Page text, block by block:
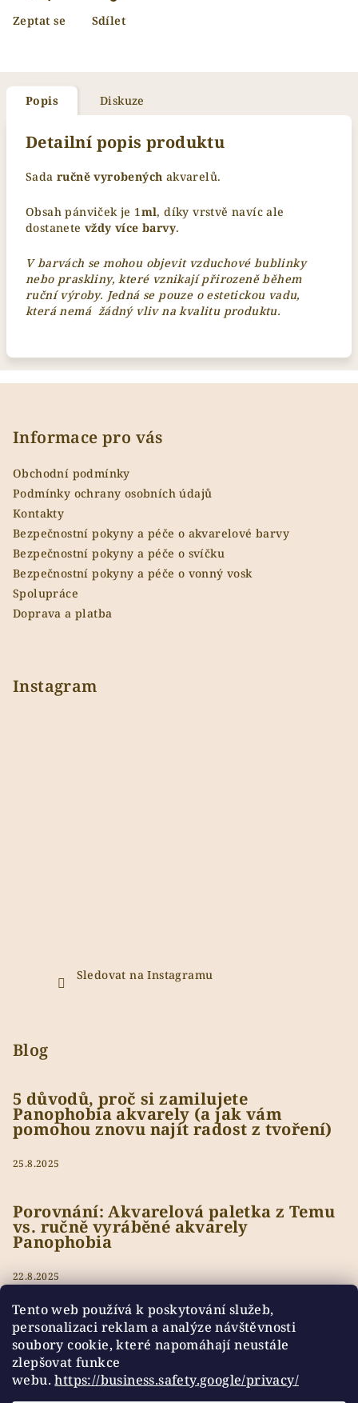
Tento web používá k poskytování služeb,
personalizaci reklam a analýze návštěvnosti
soubory cookie, které napomáhají neustále
zlepšovat funkce
webu.https://business.safety.google/privacy/
Zeptat se Sdílet
Popis Diskuze
Detailní popis produktu
Sada ručně vyrobených akvarelů.
Obsah pánviček je 1ml, díky vrstvě navíc ale
dostanetevždy více barvy.
V barvách se mohou objevit vzduchové bublinky
nebo praskliny, které vznikají přirozeně během
ruční výroby. Jedná se pouze o estetickou vadu,
která nemá žádný vliv na kvalitu produktu.
Informace pro vás
Obchodní podmínky
Podmínky ochrany osobních údajů
Kontakty
Bezpečnostní pokyny a péče o akvarelové barvy
Bezpečnostní pokyny a péče o svíčku
Bezpečnostní pokyny a péče o vonný vosk
Spolupráce
Doprava a platba
Instagram
Sledovat na Instagramu
Blog
5 důvodů, proč si zamilujete
Panophobia akvarely (a jak vám
pomohou znovu najít radost z tvoření)
25.8.2025
Porovnání: Akvarelová paletka z Temu
vs. ručně vyráběné akvarely
Panophobia
22.8.2025
Přijímáme online platby